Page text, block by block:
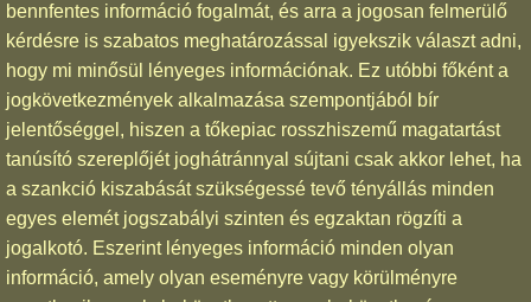
bennfentes információ fogalmát, és arra a jogosan felmerülő
kérdésre is szabatos meghatározással igyekszik választ adni,
hogy mi minősül lényeges információnak. Ez utóbbi főként a
jogkövetkezmények alkalmazása szempontjából bír
jelentőséggel, hiszen a tőkepiac rosszhiszemű magatartást
tanúsító szereplőjét joghátránnyal sújtani csak akkor lehet, ha
a szankció kiszabását szükségessé tevő tényállás minden
egyes elemét jogszabályi szinten és egzaktan rögzíti a
jogalkotó. Eszerint lényeges információ minden olyan
információ, amely olyan eseményre vagy körülményre